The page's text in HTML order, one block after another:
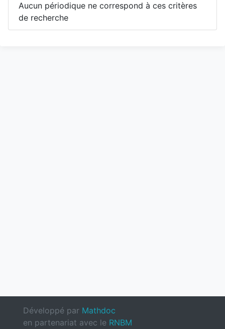
Aucun périodique ne correspond à ces critères
de recherche
Développé par Mathdoc
en partenariat avec le RNBM